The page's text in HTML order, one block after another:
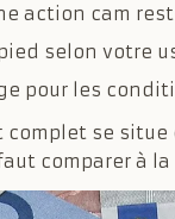
action cam
selon votre
pour les
complet se situe
comparer à